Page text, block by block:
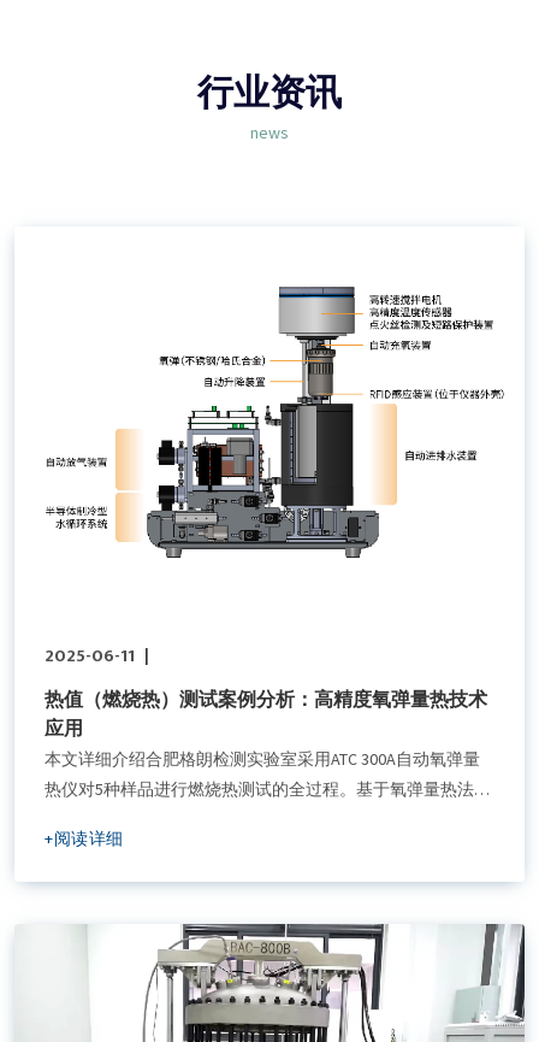
行业资讯
news
2025-06-11 |
热值（燃烧热）测试案例分析：高精度氧弹量热技术
应用
本文详细介绍合肥格朗检测实验室采用ATC 300A自动氧弹量
热仪对5种样品进行燃烧热测试的全过程。基于氧弹量热法原
据重复性高，为材料性能评估提供科学依据。
+阅读详细